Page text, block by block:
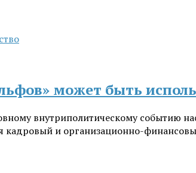
может быть
внутриполитическому событию
и организационно-